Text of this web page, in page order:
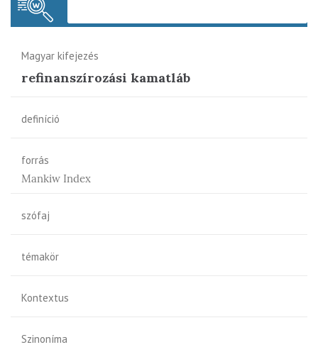
Magyar kifejezés
refinanszírozási kamatláb
definíció
forrás
Mankiw Index
szófaj
témakör
Kontextus
Szinoníma